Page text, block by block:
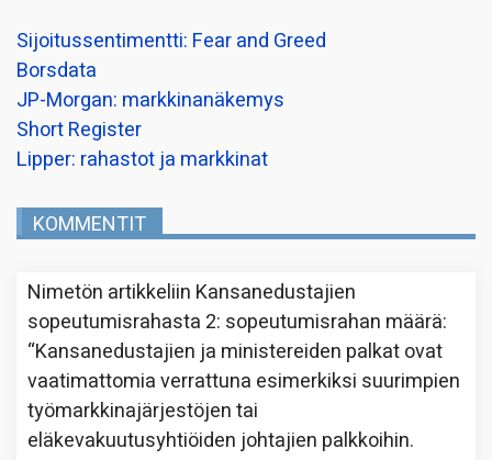
Sijoitussentimentti: Fear and Greed
Borsdata
JP-Morgan: markkinanäkemys
Short Register
Lipper: rahastot ja markkinat
KOMMENTIT
Nimetön artikkeliin Kansanedustajien
sopeutumisrahasta 2: sopeutumisrahan määrä:
“Kansanedustajien ja ministereiden palkat ovat
vaatimattomia verrattuna esimerkiksi suurimpien
työmarkkinajärjestöjen tai
eläkevakuutusyhtiöiden johtajien palkkoihin.